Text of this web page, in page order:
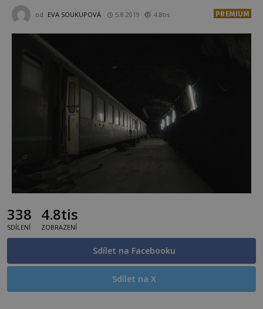
od EVA SOUKUPOVÁ 5.8.2019 4.8tis PREMIUM
338
SDÍLENÍ
4.8tis
ZOBRAZENÍ
Sdílet na Facebooku
Sdílet na X